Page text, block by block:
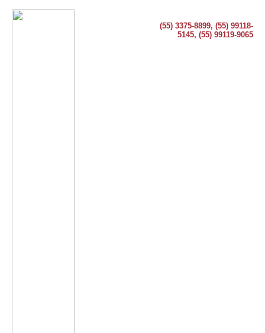
(55) 3375-8899, (55) 99118-
5145, (55) 99119-9065